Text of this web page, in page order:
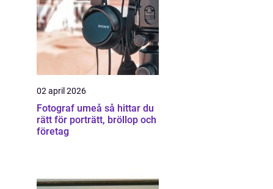
02 april 2026
Fotograf umeå så hittar du
rätt för porträtt, bröllop och
företag